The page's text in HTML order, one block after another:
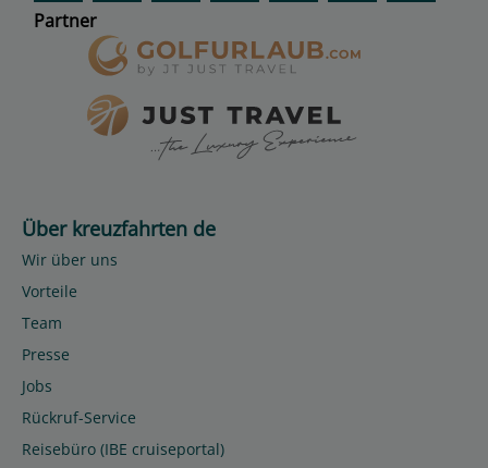
Partner
Über kreuzfahrten de
Wir über uns
Vorteile
Team
Presse
Jobs
Rückruf-Service
Reisebüro (IBE cruiseportal)